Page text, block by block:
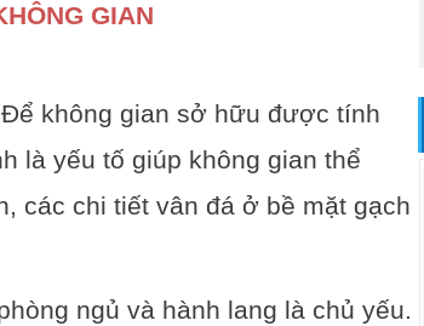
GIAN
không gian sở hữu được tính
là yếu tố giúp không gian thể
các chi tiết vân đá ở bề mặt gạch
ngủ và hành lang là chủ yếu.